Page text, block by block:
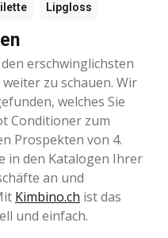
Lipgloss
erschwinglichsten
zu schauen. Wir
welches Sie
Conditioner zum
Prospekten von 4.
in den Katalogen Ihrer
an und
Kimbino.ch ist das
und einfach.